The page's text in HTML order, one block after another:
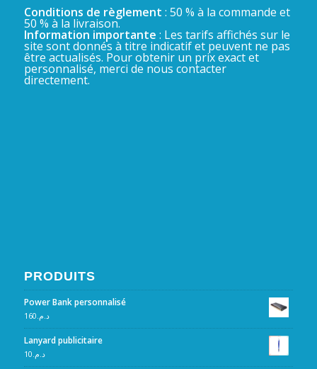
Conditions de règlement : 50 % à la commande et
50 % à la livraison.
Information importante : Les tarifs affichés sur le
site sont donnés à titre indicatif et peuvent ne pas
être actualisés. Pour obtenir un prix exact et
personnalisé, merci de nous contacter
directement.
PRODUITS
Power Bank personnalisé
د.م.160
Lanyard publicitaire
د.م.10